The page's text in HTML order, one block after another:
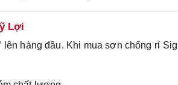
Lợi
lên hàng đầu. Khi mua sơn chống rỉ